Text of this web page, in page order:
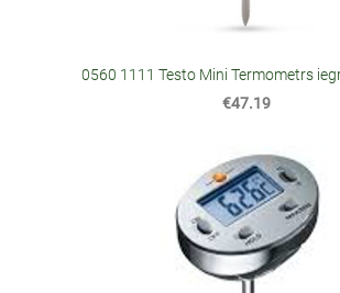
0560 1111 Testo Mini Termometrs
€47.19